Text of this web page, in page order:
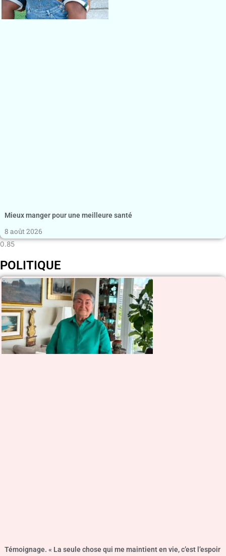
Mieux manger pour une meilleure santé
8 août 2026
POLITIQUE
Témoignage. « La seule chose qui me maintient en vie, c’est l’espoir